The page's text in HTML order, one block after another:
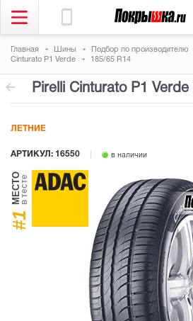
Главная Шины Подбор по производителю
Cinturato P1 Verde
185/65 R14
Pirelli Cinturato P1 Verde
АРТИКУЛ: 16550 в наличии
ЛЕТНИЕ
#1
МЕСТОв тесте